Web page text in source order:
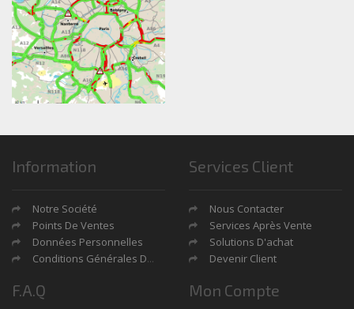
Information
Notre Société
Points De Ventes
Données Personnelles
Conditions Générales De Ventes
Services Client
Nous Contacter
Services Après Vente
Solutions D'achat
Devenir Client
F.A.Q Mon Compte